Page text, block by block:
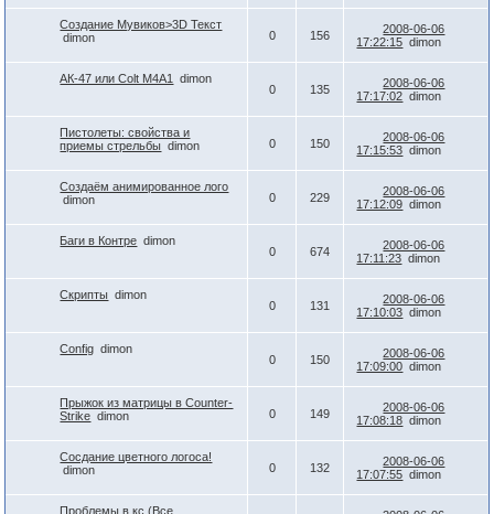
Создание Мувиков>3D Текст
dimon
0 156
2008-06-06
17:22:15 dimon
АК-47 или Colt M4A1 dimon
0
135
2008-06-06
17:17:02 dimon
Пистолеты: свойства и
приемы стрельбы dimon 0 150
2008-06-06
17:15:53 dimon
Создаём анимированное лого
dimon
0 229
2008-06-06
17:12:09 dimon
Баги в Контре dimon
0
674
2008-06-06
17:11:23 dimon
Скрипты dimon
0
131
2008-06-06
17:10:03 dimon
Config dimon
0
150
2008-06-06
17:09:00 dimon
Прыжок из матрицы в Counter-
Strike dimon 0 149
2008-06-06
17:08:18 dimon
Сосдание цветного логоса!
dimon
0 132
2008-06-06
17:07:55 dimon
Проблемы в кс (Все